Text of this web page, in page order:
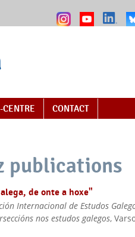
CONTACT
publications
de onte a hoxe"
Internacional de Estudos
nos estudos galegos,